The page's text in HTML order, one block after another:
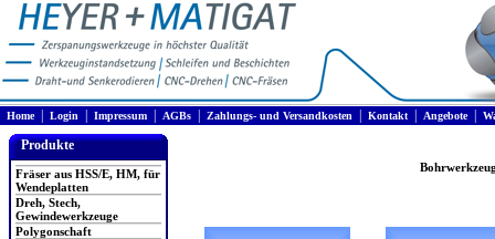
Home| Login Impressum AGBs Zahlungs- und Versandkosten Kontakt| Angebote|
Produkte
Fräser aus HSS/E, HM, für
Wendeplatten
Dreh, Stech,
Gewindewerkzeuge
Polygonschaft